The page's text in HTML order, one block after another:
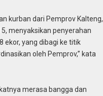
kurban dari Pemprov Kalteng,
menyaksikan penyerahan
ekor, yang dibagi ke titik
oleh Pemprov,” kata
merasa bangga dan